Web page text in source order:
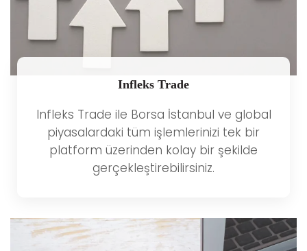
Infleks Trade
Infleks Trade ile Borsa İstanbul ve global
piyasalardaki tüm işlemlerinizi tek bir
platform üzerinden kolay bir şekilde
gerçekleştirebilirsiniz.